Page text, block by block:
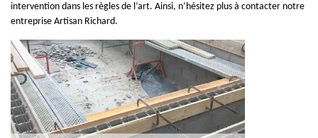
intervention dans les règles de l’art. Ainsi, n’hésitez plus à contacter notre
entreprise Artisan Richard.